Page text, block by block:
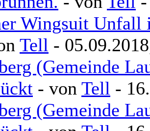
Wingsuit Unfall
Tell -
(Gemeinde
- von Tell -
(Gemeinde